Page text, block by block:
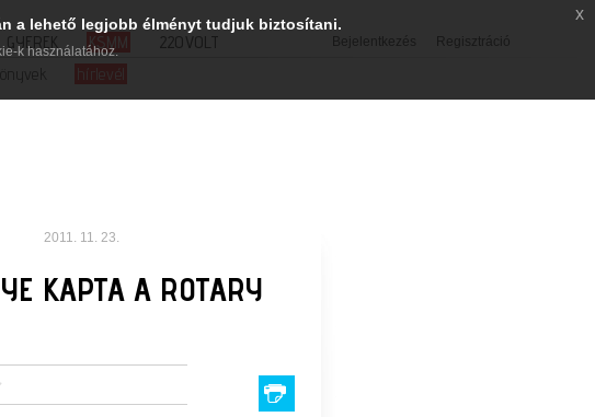
Bejelentkezés Regisztráció
GYEREK KSMM
220VOLT
könyvek hírlevél
2011. 11. 23.
KAPTA A ROTARY
a lehető legjobb élményt tudjuk biztosítani.
k használatához.
x